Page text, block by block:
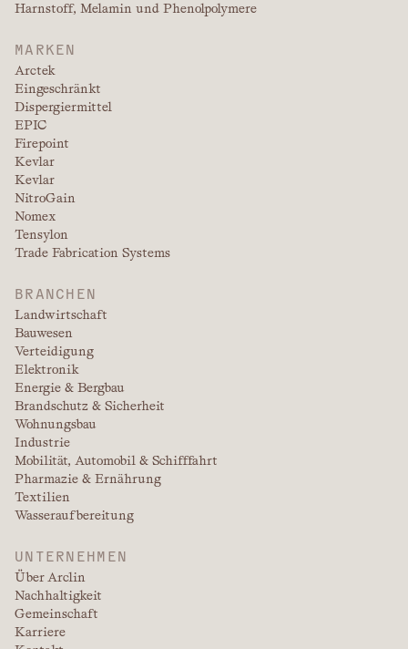
Harnstoff, Melamin und Phenolpolymere
MARKEN
Arctek
Eingeschränkt
Dispergiermittel
EPIC
Firepoint
Kevlar
Kevlar
NitroGain
Nomex
Tensylon
Trade Fabrication Systems
BRANCHEN
Landwirtschaft
Bauwesen
Verteidigung
Elektronik
Energie & Bergbau
Brandschutz & Sicherheit
Wohnungsbau
Industrie
Mobilität, Automobil & Schifffahrt
Pharmazie & Ernährung
Textilien
Wasseraufbereitung
UNTERNEHMEN
Über Arclin
Nachhaltigkeit
Gemeinschaft
Karriere